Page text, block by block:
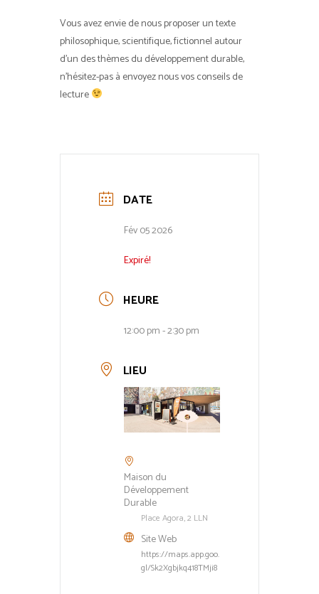
Vous avez envie de nous proposer un texte
philosophique, scientifique, fictionnel autour
d’un des thèmes du développement durable,
n’hésitez-pas à envoyez nous vos conseils de
lecture
DATE
Fév 05 2026
Expiré!
HEURE
12:00 pm - 2:30 pm
LIEU
Maison du
Développement
Durable
Place Agora, 2 LLN
Site Web
https://maps.app.goo.
gl/Sk2Xgbjkq418TMji8